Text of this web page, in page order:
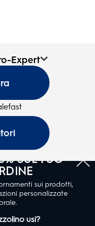
ExpertExpert
SUL TUO
sui prodotti,
personalizzate
usi?